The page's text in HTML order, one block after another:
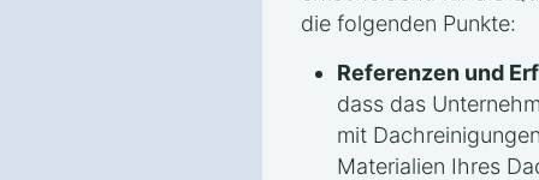
die folgenden Punkte:
Referenzen und
dass das
mit
Materialien Ihres